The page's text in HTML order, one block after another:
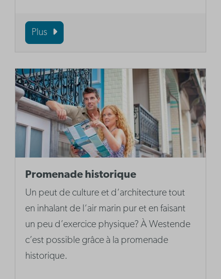
Plus
Promenade historique
Un peut de culture et d‘architecture tout
en inhalant de l‘air marin pur et en faisant
un peu d’exercice physique? À Westende
c’est possible grâce à la promenade
historique.